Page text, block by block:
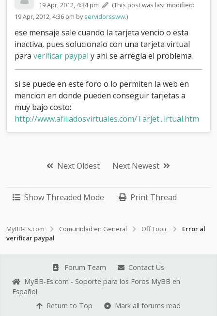
19 Apr, 2012, 4:34 pm
(This post was last modified:
19 Apr, 2012, 4:36 pm byservidorssww.)
ese mensaje sale cuando la tarjeta vencio o esta
inactiva, pues solucionalo con una tarjeta virtual
paraverificar paypal y ahi se arregla el problema
si se puede en este foro o lo permiten la web en
mencion en donde pueden conseguir tarjetas a
muy bajo costo:
http://www.afiliadosvirtuales.com/Tarjet...irtual.htm
Next Oldest Next Newest
Show Threaded Mode Print Thread
MyBB-Es.com Comunidad en General Off Topic
Error al
verificar paypal
Forum Team
Contact Us
MyBB-Es.com - Soporte para los Foros MyBB en
Español
Return to Top
Mark all forums read